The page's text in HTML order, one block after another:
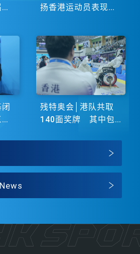
扬香港运动员表现卓
残特奥会│港队共取
140面奖牌 其中包